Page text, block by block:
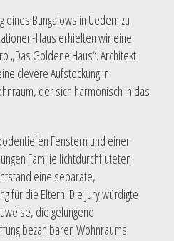
eines Bungalows in Uedem zu
Haus erhielten wir eine
„Das Goldene Haus“. Architekt
clevere Aufstockung in
der sich harmonisch in das
Fenstern und einer
Familie lichtdurchfluteten
eine separate,
für die Eltern. Die Jury würdigte
die gelungene
bezahlbaren Wohnraums.